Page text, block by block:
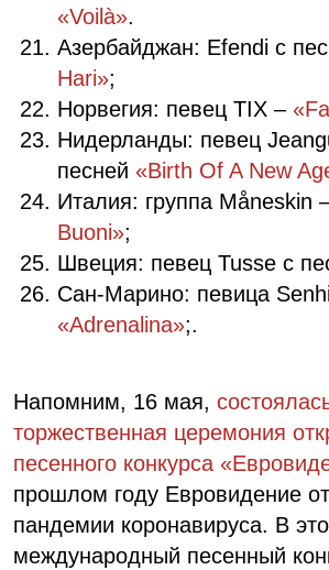
«Voilà».
Азербайджан: Efendi с
Hari»;
Норвегия: певец TIX –
Нидерланды: певец
песней «Birth Of A New
Италия: группа Måneskin
Buoni»;
Швеция: певец Tusse с
Сан-Марино: певица
«Adrenalina»;.
Напомним, 16 мая,
торжественная церемония
песенного конкурса
прошлом году Евровидение
пандемии коронавируса. В
международный песенный